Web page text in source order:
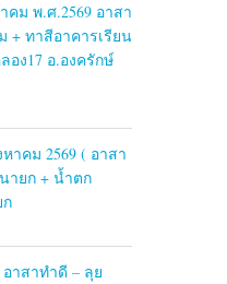
คม พ.ศ.2569 อาสา
+ ทาสีอาคารเรียน
อง17 อ.องครักษ์
าคม 2569 ( อาสา
ายก + น้ำตก
าสาทำดี – ลุย